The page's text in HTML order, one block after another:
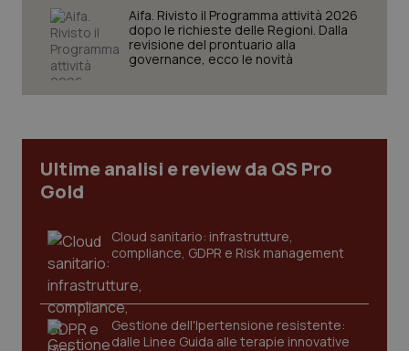
Aifa. Rivisto il Programma attività 2026
dopo le richieste delle Regioni. Dalla
revisione del prontuario alla
governance, ecco le novità
Ultime analisi e review da QS Pro
Gold
Cloud sanitario: infrastrutture,
compliance, GDPR e Risk management
Gestione dell'Ipertensione resistente:
dalle Linee Guida alle terapie innovative
I cookie necessari contribuiscono a rendere fruibile il
sito web abilitandone funzionalità di base quali la
navigazione sulle pagine e l'accesso alle aree
protette del sito. Il sito web non è in grado di
funzionare correttamente senza questi cookie.
Nome
Fornitore/Dominio